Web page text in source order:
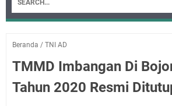
Beranda / TNI AD
TMMD Imbangan Di
Tahun 2020 Resmi